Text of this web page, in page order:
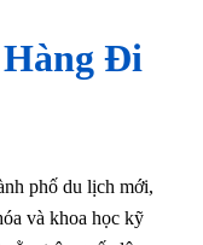
Đi
phố du lịch mới,
và khoa học kỹ